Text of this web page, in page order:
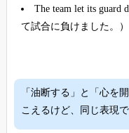
The team let its guard
て試合に負けました。）
「油断する」と「心を
こえるけど、同じ表現